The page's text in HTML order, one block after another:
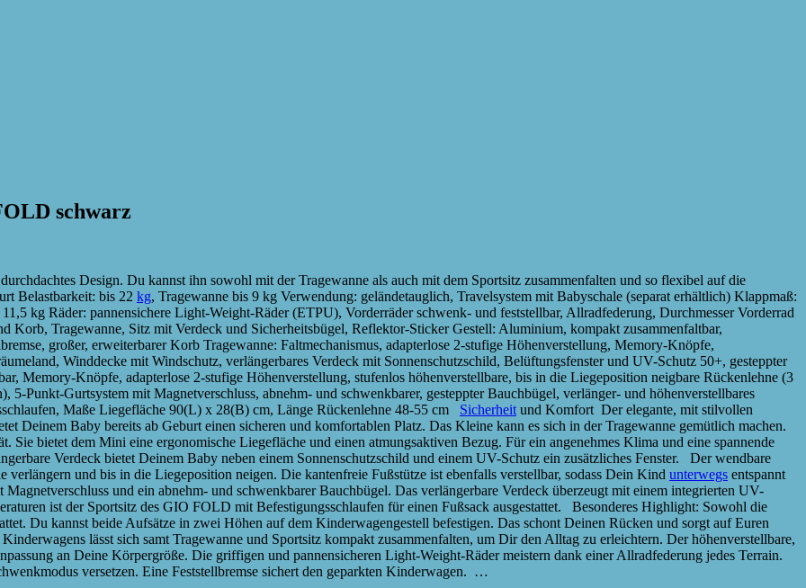
schwarz
Design. Du kannst ihn sowohl mit der Tragewanne als auch mit dem Sportsitz zusammenfalten und so flexibel auf die
Belastbarkeit: bis 22 kg, Tragewanne bis 9 kg Verwendung: geländetauglich, Travelsystem mit Babyschale (separat erhältlich) Klappmaß:
kg Räder: pannensichere Light-Weight-Räder (ETPU), Vorderräder schwenk- und feststellbar, Allradfederung, Durchmesser Vorderrad
Korb, Tragewanne, Sitz mit Verdeck und Sicherheitsbügel, Reflektor-Sticker Gestell: Aluminium, kompakt zusammenfaltbar,
großer, erweiterbarer Korb Tragewanne: Faltmechanismus, adapterlose 2-stufige Höhenverstellung, Memory-Knöpfe,
Winddecke mit Windschutz, verlängerbares Verdeck mit Sonnenschutzschild, Belüftungsfenster und UV-Schutz 50+, gesteppter
Memory-Knöpfe, adapterlose 2-stufige Höhenverstellung, stufenlos höhenverstellbare, bis in die Liegeposition neigbare Rückenlehne (3
5-Punkt-Gurtsystem mit Magnetverschluss, abnehm- und schwenkbarer, gesteppter Bauchbügel, verlänger- und höhenverstellbares
Maße Liegefläche 90(L) x 28(B) cm, Länge Rückenlehne 48-55 cm Sicherheit und Komfort Der elegante, mit stilvollen
Deinem Baby bereits ab Geburt einen sicheren und komfortablen Platz. Das Kleine kann es sich in der Tragewanne gemütlich machen.
bietet dem Mini eine ergonomische Liegefläche und einen atmungsaktiven Bezug. Für ein angenehmes Klima und eine spannende
Verdeck bietet Deinem Baby neben einem Sonnenschutzschild und einem UV-Schutz ein zusätzliches Fenster. Der wendbare
und bis in die Liegeposition neigen. Die kantenfreie Fußstütze ist ebenfalls verstellbar, sodass Dein Kind unterwegs entspannt
und ein abnehm- und schwenkbarer Bauchbügel. Das verlängerbare Verdeck überzeugt mit einem integrierten UV-
ist der Sportsitz des GIO FOLD mit Befestigungsschlaufen für einen Fußsack ausgestattet. Besonderes Highlight: Sowohl die
Du kannst beide Aufsätze in zwei Höhen auf dem Kinderwagengestell befestigen. Das schont Deinen Rücken und sorgt auf Euren
lässt sich samt Tragewanne und Sportsitz kompakt zusammenfalten, um Dir den Alltag zu erleichtern. Der höhenverstellbare,
an Deine Körpergröße. Die griffigen und pannensicheren Light-Weight-Räder meistern dank einer Allradfederung jedes Terrain.
versetzen. Eine Feststellbremse sichert den geparkten Kinderwagen. …